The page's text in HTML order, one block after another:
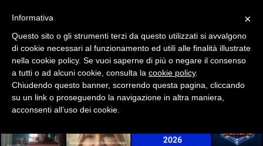
×
Informativa
Questo sito o gli strumenti terzi da questo utilizzati si avvalgono
di cookie necessari al funzionamento ed utili alle finalità illustrate
nella cookie policy. Se vuoi saperne di più o negare il consenso
a tutti o ad alcuni cookie, consulta la cookie policy.
Chiudendo questo banner, scorrendo questa pagina, cliccando
su un link o proseguendo la navigazione in altra maniera,
acconsenti all’uso dei cookie.